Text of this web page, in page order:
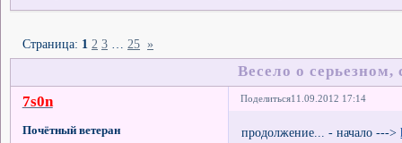
Весело о
Страница: 1 2 3 … 25 »
Поделиться11.09.2012 17:14
7s0n
Почётный ветеран
продолжение... - начало --->